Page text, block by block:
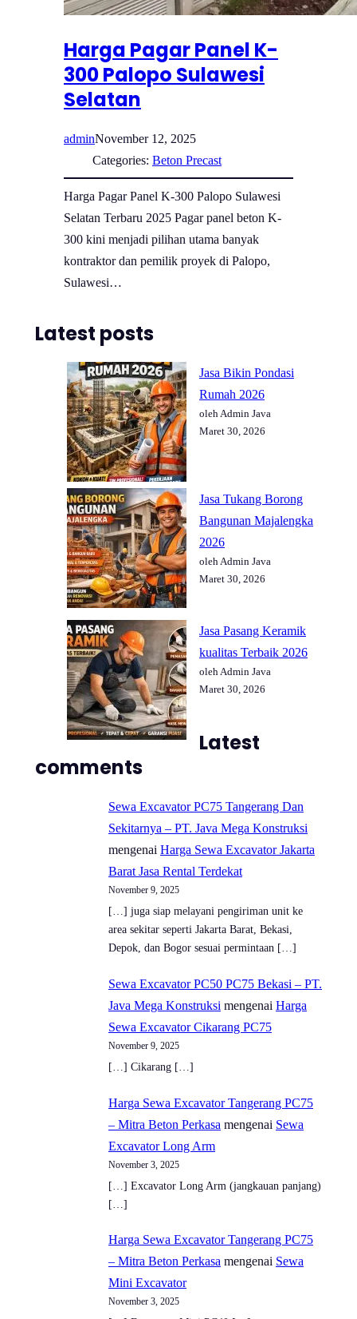
Harga Pagar Panel K-
300 Palopo Sulawesi
Selatan
adminNovember 12, 2025
Categories: Beton Precast
Harga Pagar Panel K-300 Palopo Sulawesi
Selatan Terbaru 2025 Pagar panel beton K-
300 kini menjadi pilihan utama banyak
kontraktor dan pemilik proyek di Palopo,
Sulawesi…
Latest posts
Jasa Bikin Pondasi
Rumah 2026
oleh Admin Java
Maret 30, 2026
Jasa Tukang Borong
Bangunan Majalengka
2026
oleh Admin Java
Maret 30, 2026
Jasa Pasang Keramik
kualitas Terbaik 2026
oleh Admin Java
Maret 30, 2026
Latest
comments
Sewa Excavator PC75 Tangerang Dan
Sekitarnya – PT. Java Mega Konstruksi
mengenai Harga Sewa Excavator Jakarta
Barat Jasa Rental Terdekat
November 9, 2025
[…] juga siap melayani pengiriman unit ke
area sekitar seperti Jakarta Barat, Bekasi,
Depok, dan Bogor sesuai permintaan […]
Sewa Excavator PC50 PC75 Bekasi – PT.
Java Mega Konstruksi mengenai Harga
Sewa Excavator Cikarang PC75
November 9, 2025
[…] Cikarang […]
Harga Sewa Excavator Tangerang PC75
– Mitra Beton Perkasa mengenai Sewa
Excavator Long Arm
November 3, 2025
[…] Excavator Long Arm (jangkauan panjang)
[…]
Harga Sewa Excavator Tangerang PC75
– Mitra Beton Perkasa mengenai Sewa
Mini Excavator
November 3, 2025